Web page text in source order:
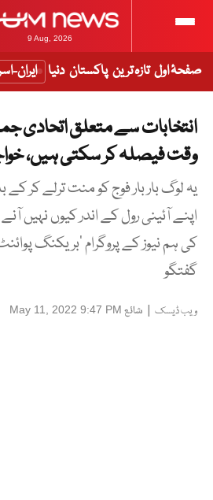
9 Aug, 2026
صفحۂ اول تازہ ترین پاکستان دنیا ایران-
انتخابات سے متعلق اتحادی
وقت فیصلہ کر سکتی ہیں،
یہ لوگ بار بار فوج کو منت ترلے کر کے
اپنے آئینی رول کے اندر کیوں نہیں
کی ہم نیوز کے پروگرام ’بریکنگ
گفتگو
ویب ڈیسک | شائع May 11, 2022 9:47 PM